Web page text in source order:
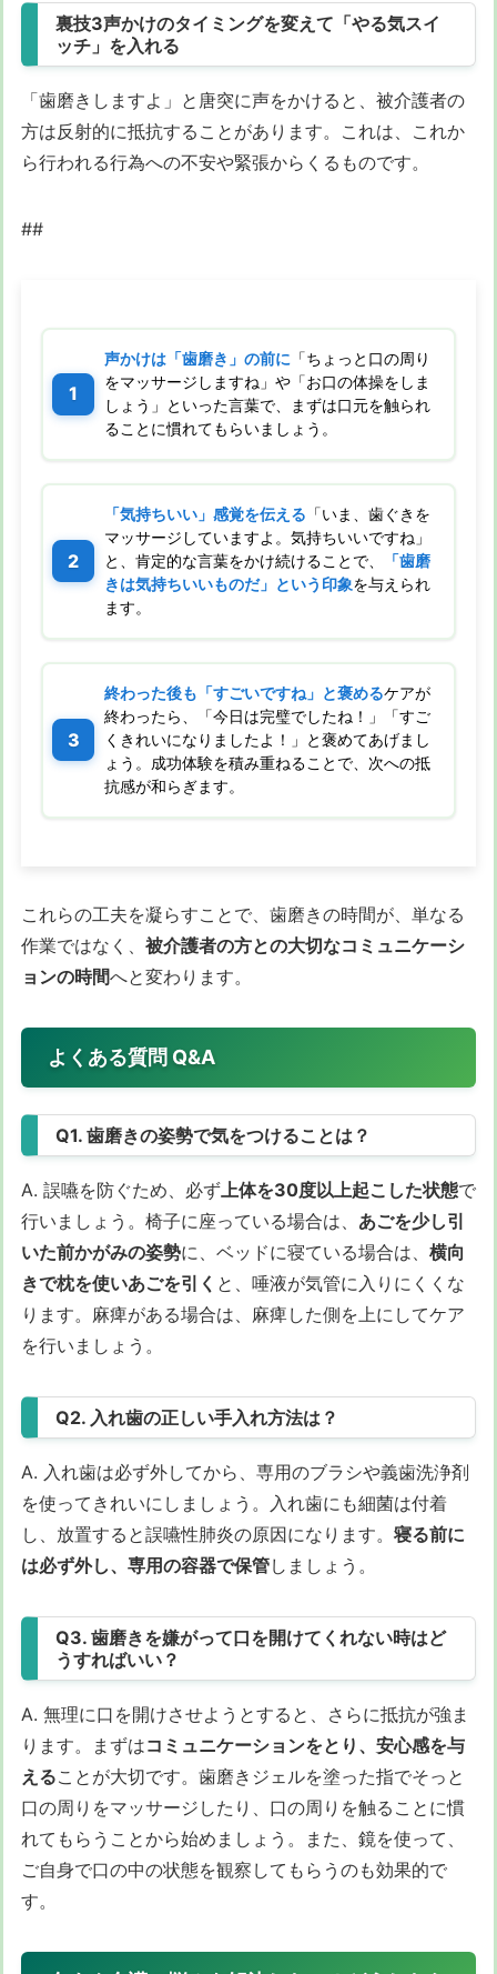
裏技3声かけのタイミングを変えて「やる気スイ
ッチ」を入れる
「歯磨きしますよ」と唐突に声をかけると、被介護者の
方は反射的に抵抗することがあります。これは、これか
ら行われる行為への不安や緊張からくるものです。
##
声かけは「歯磨き」の前に 「ちょっと口の周り
をマッサージしますね」や「お口の体操をしま
しょう」といった言葉で、まずは口元を触られ
ることに慣れてもらいましょう。
「気持ちいい」感覚を伝える 「いま、歯ぐきを
マッサージしていますよ。気持ちいいですね」
と、肯定的な言葉をかけ続けることで、
「歯磨
きは気持ちいいものだ」という印象を与えられ
ます。
終わった後も「すごいですね」と褒めるケアが
終わったら、「今日は完璧でしたね！」「すご
くきれいになりましたよ！」と褒めてあげまし
ょう。成功体験を積み重ねることで、次への抵
抗感が和らぎます。
これらの工夫を凝らすことで、歯磨きの時間が、単なる
作業ではなく、 被介護者の方との大切なコミュニケーシ
ョンの時間へと変わります。
よくある質問 Q&A
Q1. 歯磨きの姿勢で気をつけることは？
A. 誤嚥を防ぐため、必ず 上体を30度以上起こした状態で
行いましょう。椅子に座っている場合は、 あごを少し引
いた前かがみの姿勢に、ベッドに寝ている場合は、 横向
きで枕を使いあごを引く と、唾液が気管に入りにくくな
ります。麻痺がある場合は、麻痺した側を上にしてケア
を行いましょう。
Q2. 入れ歯の正しい手入れ方法は？
A. 入れ歯は必ず外してから、専用のブラシや義歯洗浄剤
を使ってきれいにしましょう。入れ歯にも細菌は付着
し、放置すると誤嚥性肺炎の原因になります。 寝る前に
は必ず外し、専用の容器で保管しましょう。
Q3. 歯磨きを嫌がって口を開けてくれない時はど
うすればいい？
A. 無理に口を開けさせようとすると、さらに抵抗が強ま
ります。まずはコミュニケーションをとり、安心感を与
えることが大切です。歯磨きジェルを塗った指でそっと
口の周りをマッサージしたり、口の周りを触ることに慣
れてもらうことから始めましょう。また、鏡を使って、
ご自身で口の中の状態を観察してもらうのも効果的で
す。